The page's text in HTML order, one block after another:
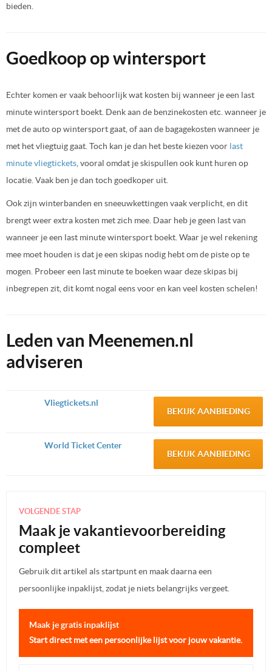
bieden.
Goedkoop op wintersport
Echter komen er vaak behoorlijk wat kosten bij wanneer je een last
minute wintersport boekt. Denk aan de benzinekosten etc. wanneer je
met de auto op wintersport gaat, of aan de bagagekosten wanneer je
met het vliegtuig gaat. Toch kan je dan het beste kiezen voor last
minute vliegtickets , vooral omdat je skispullen ook kunt huren op
locatie. Vaak ben je dan toch goedkoper uit.
Ook zijn winterbanden en sneeuwkettingen vaak verplicht, en dit
brengt weer extra kosten met zich mee. Daar heb je geen last van
wanneer je een last minute wintersport boekt. Waar je wel rekening
mee moet houden is dat je een skipas nodig hebt om de piste op te
mogen. Probeer een last minute te boeken waar deze skipas bij
inbegrepen zit, dit komt nogal eens voor en kan veel kosten schelen!
Leden van Meenemen.nl
adviseren
Vliegtickets.nl
BEKIJK AANBIEDING
World Ticket Center
BEKIJK AANBIEDING
VOLGENDE STAP
Maak je vakantievoorbereiding
compleet
Gebruik dit artikel als startpunt en maak daarna een
persoonlijke inpaklijst, zodat je niets belangrijks vergeet.
Maak je gratis inpaklijst
Start direct met een persoonlijke lijst voor jouw vakantie.